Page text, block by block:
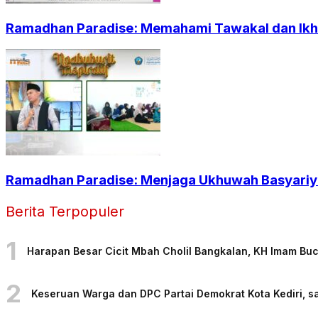
Ramadhan Paradise: Memahami Tawakal dan
Ramadhan Paradise: Menjaga Ukhuwah
Berita Terpopuler
1 Harapan Besar Cicit Mbah Cholil Bangkalan, KH Imam
2 Keseruan Warga dan DPC Partai Demokrat Kota Kediri,